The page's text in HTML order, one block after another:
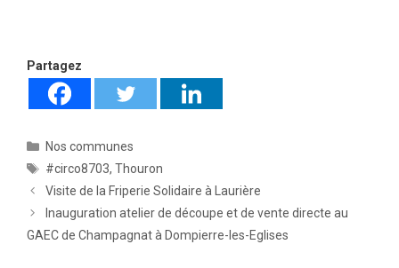
Partagez
Catégories
Nos communes
Étiquettes
#circo8703,Thouron
Visite de la Friperie Solidaire à Laurière
Inauguration atelier de découpe et de vente directe au
GAEC de Champagnat à Dompierre-les-Eglises